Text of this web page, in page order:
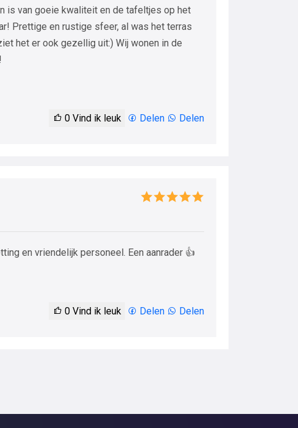
is van goeie kwaliteit en de tafeltjes op het
Prettige en rustige sfeer, al was het terras
het er ook gezellig uit:) Wij wonen in de
0 Vind ik leuk Delen Delen
en vriendelijk personeel. Een aanrader 👍
0 Vind ik leuk Delen Delen